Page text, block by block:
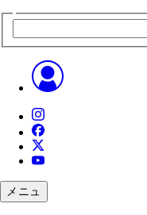
メニュ